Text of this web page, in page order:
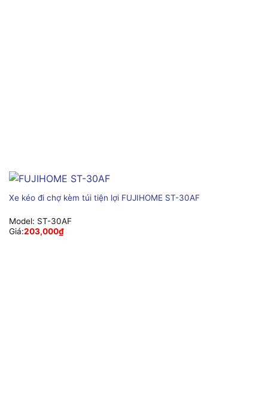
Xe kéo đi chợ kèm túi tiện lợi FUJIHOME ST-30AF
Model: ST-30AF
Giá:203,000₫